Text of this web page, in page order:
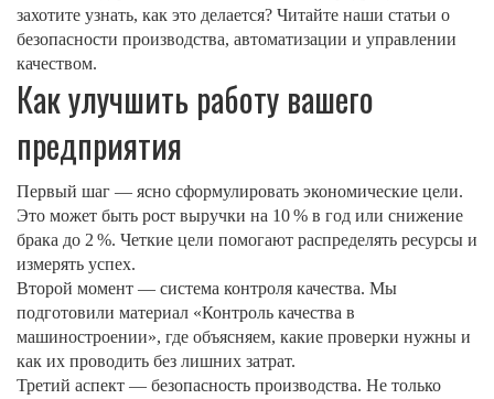
захотите узнать, как это делается? Читайте наши статьи о
безопасности производства, автоматизации и управлении
качеством.
Как улучшить работу вашего
предприятия
Первый шаг — ясно сформулировать экономические цели.
Это может быть рост выручки на 10 % в год или снижение
брака до 2 %. Четкие цели помогают распределять ресурсы и
измерять успех.
Второй момент — система контроля качества. Мы
подготовили материал «Контроль качества в
машиностроении», где объясняем, какие проверки нужны и
как их проводить без лишних затрат.
Третий аспект — безопасность производства. Не только